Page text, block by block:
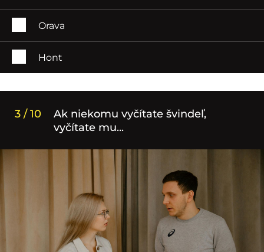
Orava
Hont
3 / 10
Ak niekomu vyčítate švindeľ,
vyčítate mu...